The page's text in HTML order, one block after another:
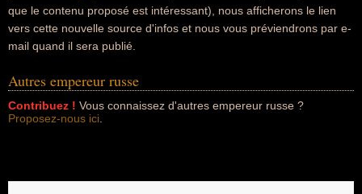
que le contenu proposé est intéressant), nous afficherons le lien
vers cette nouvelle source d'infos et nous vous préviendrons par e-
mail quand il sera publié.
Autres empereur russe
Contribuez ! Vous connaissez d'autres empereur russe ?
Proposez-nous ici